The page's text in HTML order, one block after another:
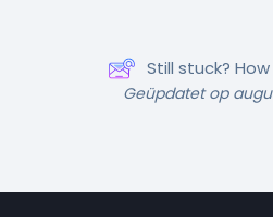
Still stuck?
Geüpdatet op